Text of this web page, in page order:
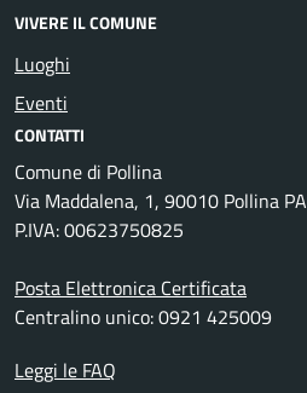
VIVERE IL COMUNE
Luoghi
Eventi
CONTATTI
Comune di Pollina
Via Maddalena, 1, 90010 Pollina PA
P.IVA: 00623750825
Posta Elettronica Certificata
Centralino unico: 0921 425009
Leggi le FAQ